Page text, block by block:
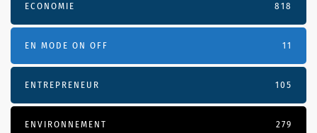
ECONOMIE 818
EN MODE ON OFF 11
ENTREPRENEUR 105
ENVIRONNEMENT 279